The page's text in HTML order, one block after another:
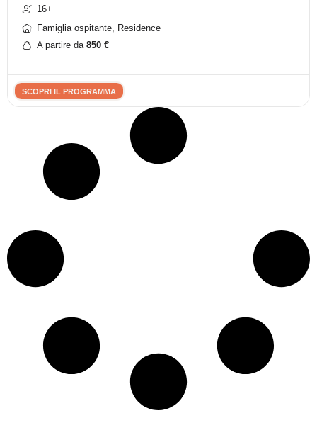
16+
Famiglia ospitante, Residence
A partire da 850 €
SCOPRI IL PROGRAMMA